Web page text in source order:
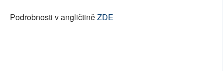
Podrobnosti v angličtiněZDE